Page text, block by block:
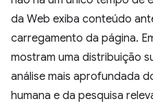
da Web exiba conteúdo
carregamento da página.
mostram uma distribuição
análise mais aprofundada
humana e da pesquisa